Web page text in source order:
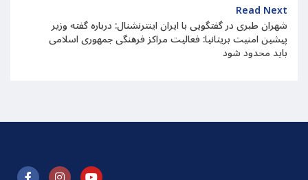
Read Next
شهران طبری در گفتگویی با ایران اینترنشنال: درباره گفته وزیر
پیشین امنیت بریتانیا:‌ فعالیت مراکز فرهنگی جمهوری اسلامی
باید محدود شود